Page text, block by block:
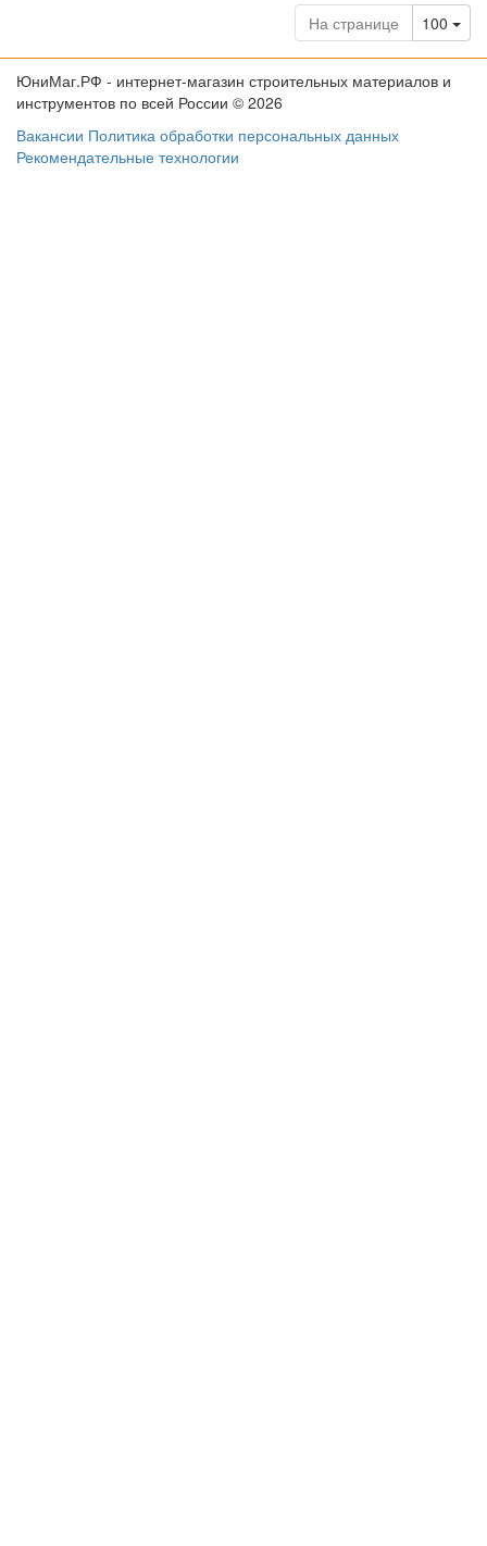
На странице 100
ЮниМаг.РФ - интернет-магазин строительных материалов и
инструментов по всей России © 2026
Вакансии Политика обработки персональных данных
Рекомендательные технологии